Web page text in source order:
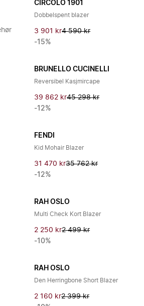
CIRCOLO 1901
Dobbelspent blazer
3 901 kr4 590 kr
-15%
BRUNELLO CUCINELLI
Reversibel Kasjmircape
39 862 kr45 298 kr
-12%
FENDI
Kid Mohair Blazer
31 470 kr35 762 kr
-12%
RAH OSLO
Multi Check Kort Blazer
2 250 kr2 499 kr
-10%
RAH OSLO
Den Herringbone Short Blazer
2 160 kr2 399 kr